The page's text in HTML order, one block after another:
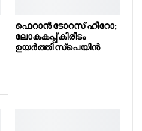
ഫെറാൻ ടോറസ് ഹീറോ;
ലോകകപ്പ് കിരീടം
ഉയർത്തി സ്പെയിൻ